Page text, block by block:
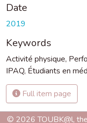
Date
2019
Keywords
Activité physique,
IPAQ, Étudiants en
Full item page
© 2026 TOUBK@l,